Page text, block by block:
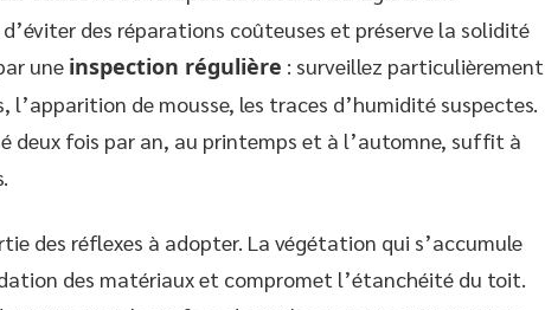
des réparations coûteuses et préserve la solidité
une inspection régulière : surveillez particulièrement
l’apparition de mousse, les traces d’humidité suspectes.
deux fois par an, au printemps et à l’automne, suffit à
des réflexes à adopter. La végétation qui s’accumule
des matériaux et compromet l’étanchéité du toit.